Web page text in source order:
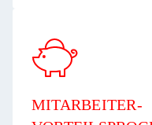
MITARBEITER-